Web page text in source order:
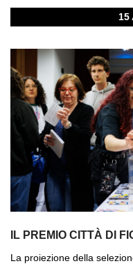
15
IL PREMIO CITTÀ DI
La proiezione della